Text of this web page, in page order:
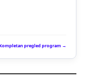
pregled program →